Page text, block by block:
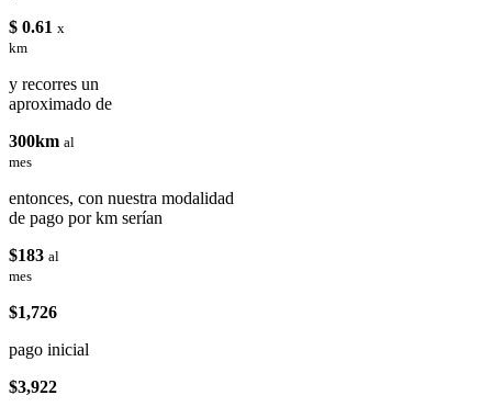
$ 0.61 x
km
y recorres un
aproximado de
300km al
mes
entonces, con nuestra modalidad
de pago por km serían
$183 al
mes
$1,726
pago inicial
$3,922